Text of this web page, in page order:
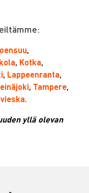
,
, Kotka,
, Lappeenranta,
, Tampere,
.
yllä olevan